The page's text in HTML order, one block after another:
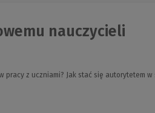
nauczycieli
pracy z uczniami? Jak stać się autorytetem